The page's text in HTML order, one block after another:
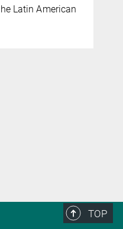
interpretiert. Die
TOP